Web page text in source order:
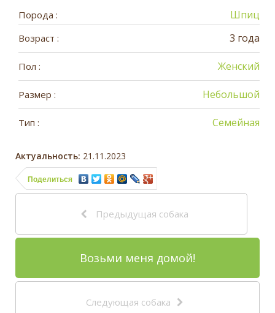
Порода : Шпиц
Возраст : 3 года
Пол : Женский
Размер : Небольшой
Тип : Семейная
Актуальность: 21.11.2023
Поделиться
Предыдущая собака
Возьми меня домой!
Следующая собака